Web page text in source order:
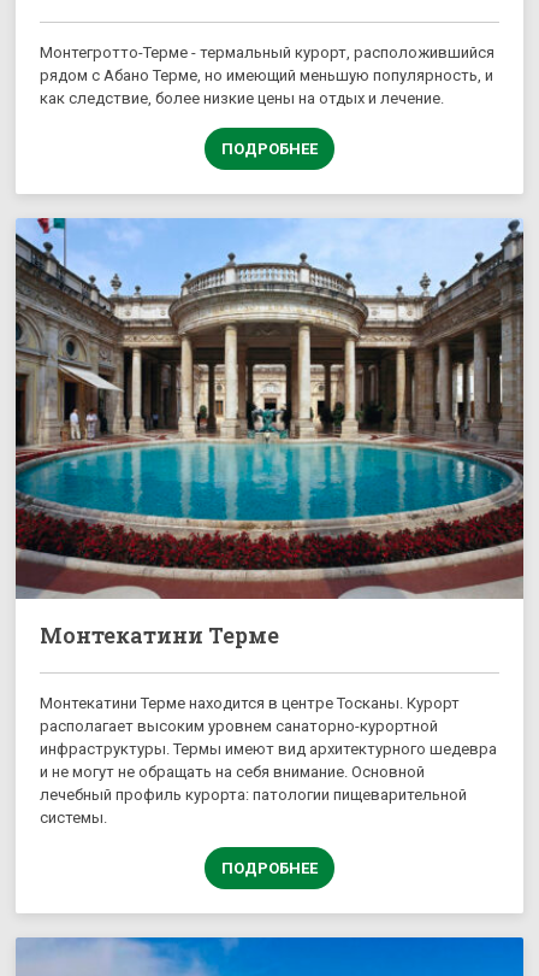
Монтегротто-Терме - термальный курорт, расположившийся
рядом с Абано Терме, но имеющий меньшую популярность, и
как следствие, более низкие цены на отдых и лечение.
ПОДРОБНЕЕ
Монтекатини Терме
Монтекатини Терме находится в центре Тосканы. Курорт
располагает высоким уровнем санаторно-курортной
инфраструктуры. Термы имеют вид архитектурного шедевра
и не могут не обращать на себя внимание. Основной
лечебный профиль курорта: патологии пищеварительной
системы.
ПОДРОБНЕЕ